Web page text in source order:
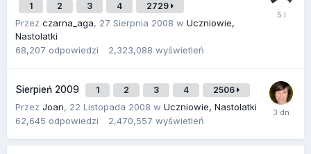
1 2 3 4 2729
Przez czarna_aga, 27 Sierpnia 2008 w Uczniowie,
Nastolatki
68,207 odpowiedzi 2,323,088 wyświetleń
Sierpień 2009 1 2 3 4 2506
Przez Joan, 22 Listopada 2008 w Uczniowie, Nastolatki
62,645 odpowiedzi 2,470,557 wyświetleń